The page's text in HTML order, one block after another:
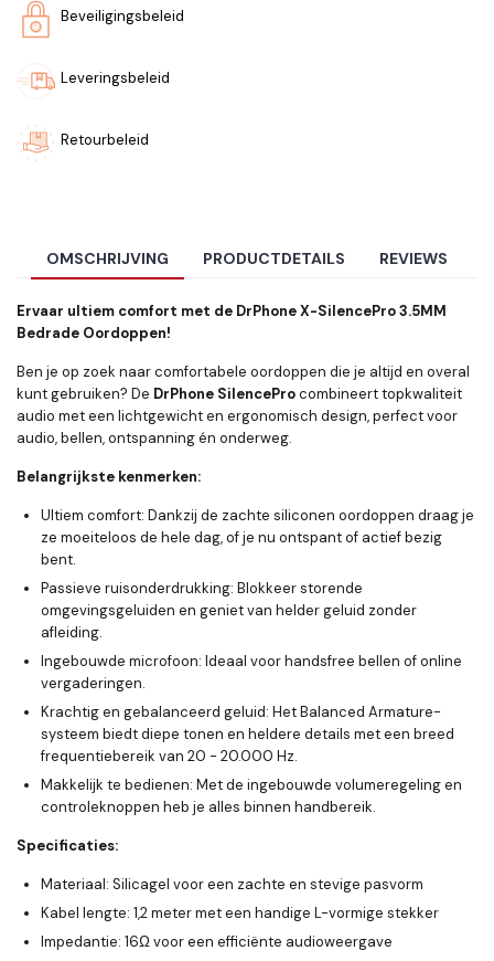
Beveiligingsbeleid
Leveringsbeleid
Retourbeleid
OMSCHRIJVING PRODUCTDETAILS REVIEWS
Ervaar ultiem comfort met de DrPhone X-SilencePro 3.5MM
Bedrade Oordoppen!
Ben je op zoek naar comfortabele oordoppen die je altijd en overal
kunt gebruiken? De DrPhone SilenceProcombineert topkwaliteit
audio met een lichtgewicht en ergonomisch design, perfect voor
audio, bellen, ontspanning én onderweg.
Belangrijkste kenmerken:
Ultiem comfort: Dankzij de zachte siliconen oordoppen draag je
ze moeiteloos de hele dag, of je nu ontspant of actief bezig
bent.
Passieve ruisonderdrukking: Blokkeer storende
omgevingsgeluiden en geniet van helder geluid zonder
afleiding.
Ingebouwde microfoon: Ideaal voor handsfree bellen of online
vergaderingen.
Krachtig en gebalanceerd geluid: Het Balanced Armature-
systeem biedt diepe tonen en heldere details met een breed
frequentiebereik van 20 - 20.000 Hz.
Makkelijk te bedienen: Met de ingebouwde volumeregeling en
controleknoppen heb je alles binnen handbereik.
Specificaties:
Materiaal: Silicagel voor een zachte en stevige pasvorm
Kabel lengte: 1,2 meter met een handige L-vormige stekker
Impedantie: 16Ω voor een efficiënte audioweergave